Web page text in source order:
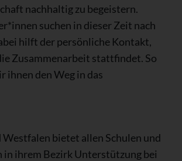
nachhaltig zu begeistern.
suchen in dieser Zeit nach
hilft der persönliche Kontakt,
Zusammenarbeit stattfindet. So
ihnen den Weg in das
bietet allen Schulen und
in ihrem Bezirk Unterstützung bei